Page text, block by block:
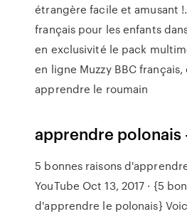
étrangère facile et amusant
français pour les enfants
en exclusivité le pack
en ligne Muzzy BBC
apprendre le roumain
apprendre polonais
5 bonnes raisons
YouTube Oct 13, 2017 · {5
d'apprendre le polonais}